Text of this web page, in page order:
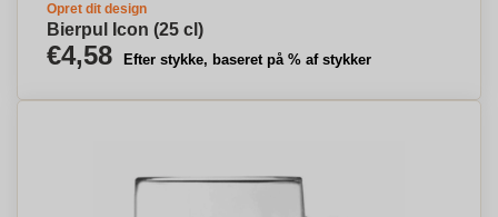
Opret dit design
Bierpul Icon (25 cl)
€4,58 Efter stykke, baseret på % af stykker